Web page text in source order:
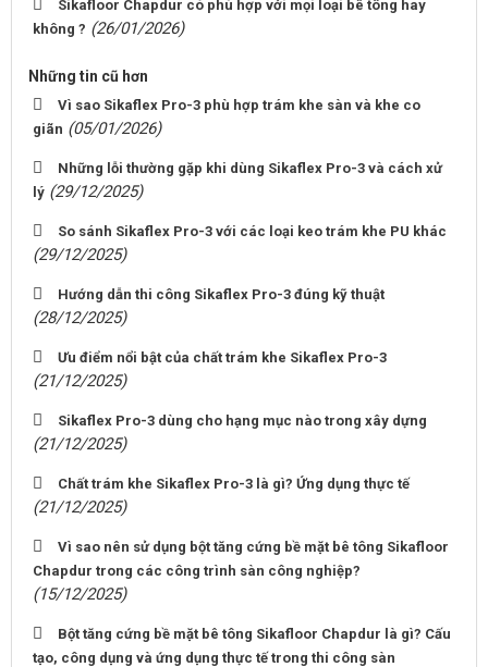
Sikafloor Chapdur có phù hợp với mọi loại bê tông hay
không ? (26/01/2026)
Những tin cũ hơn
Vì sao Sikaflex Pro-3 phù hợp trám khe sàn và khe co
giãn (05/01/2026)
Những lỗi thường gặp khi dùng Sikaflex Pro-3 và cách xử
lý (29/12/2025)
So sánh Sikaflex Pro-3 với các loại keo trám khe PU khác
(29/12/2025)
Hướng dẫn thi công Sikaflex Pro-3 đúng kỹ thuật
(28/12/2025)
Ưu điểm nổi bật của chất trám khe Sikaflex Pro-3
(21/12/2025)
Sikaflex Pro-3 dùng cho hạng mục nào trong xây dựng
(21/12/2025)
Chất trám khe Sikaflex Pro-3 là gì? Ứng dụng thực tế
(21/12/2025)
Vì sao nên sử dụng bột tăng cứng bề mặt bê tông Sikafloor
Chapdur trong các công trình sàn công nghiệp?
(15/12/2025)
Bột tăng cứng bề mặt bê tông Sikafloor Chapdur là gì? Cấu
tạo, công dụng và ứng dụng thực tế trong thi công sàn